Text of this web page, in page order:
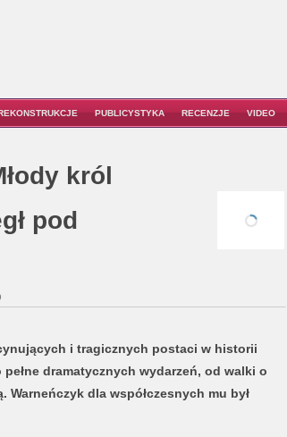
PUBLICYSTYKA RECENZJE VIDEO
król
pod
i tragicznych postaci w historii
dramatycznych wydarzeń, od walki o
dla współczesnych mu był